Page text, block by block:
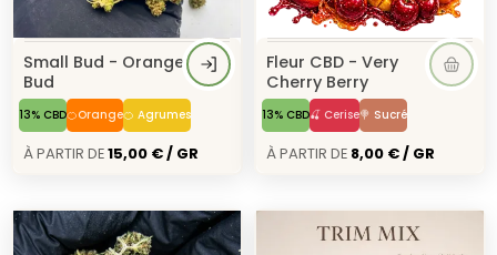
Small Bud - Orange
Bud
13% CBD🍊Orange🍊 Agrumes
À Partir de15,00 € / GR
Fleur CBD - Very
Cherry Berry
13% CBD🍒 Cerise🍭 Sucré
À Partir de8,00 € / GR